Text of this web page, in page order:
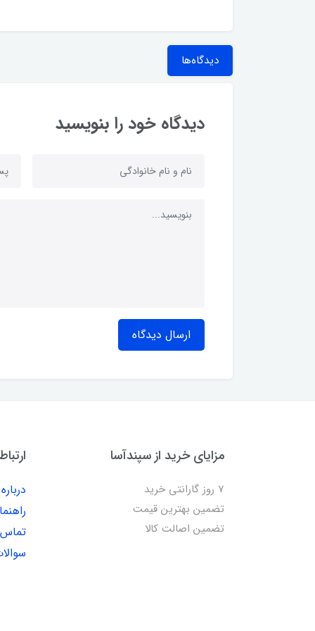
دیدگاه‌ها
دیدگاه خود را بنویسید
ارسال دیدگاه
مزایای خرید از سپندآسا
7 روز گارانتی خرید
تضمین بهترین قیمت
تضمین اصالت کالا
راهنما
تماس